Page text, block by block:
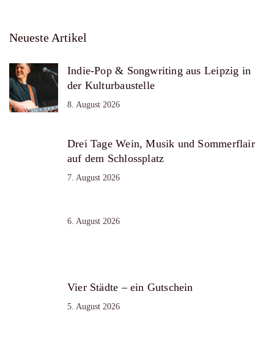
Neueste Artikel
Indie-Pop & Songwriting aus Leipzig in
der Kulturbaustelle
8. August 2026
Drei Tage Wein, Musik und Sommerflair
auf dem Schlossplatz
7. August 2026
6. August 2026
Vier Städte – ein Gutschein
5. August 2026